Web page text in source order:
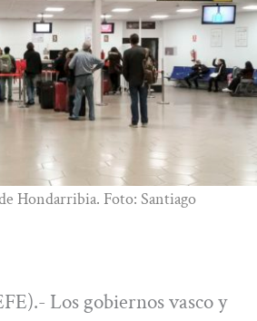
Hondarribia. Foto: Santiago
Los gobiernos vasco y